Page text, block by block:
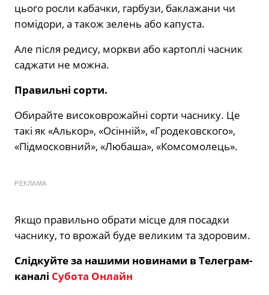
цього росли кабачки, гарбузи, баклажани чи
помідори, а також зелень або капуста.
Але після редису, моркви або картоплі часник
саджати не можна.
Правильні сорти.
Обирайте високоврожайні сорти часнику. Це
такі як «Алькор», «Осінній», «Гродековского»,
«Підмосковний», «Любаша», «Комсомолець».
РЕКЛАМА
Якщо правильно обрати місце для посадки
часнику, то врожай буде великим та здоровим.
Слідкуйте за нашими новинами в Телеграм-
каналі Субота Онлайн